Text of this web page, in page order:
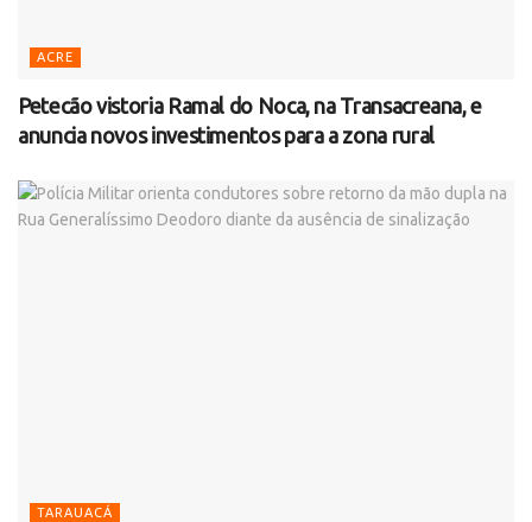
ACRE
Petecão vistoria Ramal do Noca, na Transacreana, e
anuncia novos investimentos para a zona rural
TARAUACÁ